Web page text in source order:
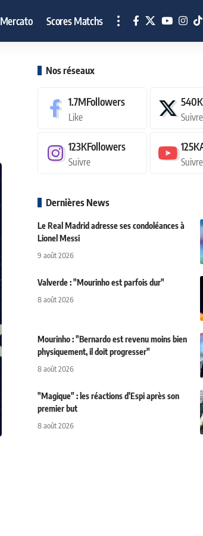
Mercato Scores Matchs
Nos réseaux
1.7MFollowers
Like
540K
Suivre
123KFollowers
Suivre
125K
Suivre
Dernières News
Le Real Madrid adresse ses condoléances à
Lionel Messi
9 août 2026
Valverde : "Mourinho est parfois dur"
8 août 2026
Mourinho : "Bernardo est revenu moins bien
physiquement, il doit progresser"
8 août 2026
"Magique" : les réactions d'Espi après son
premier but
8 août 2026